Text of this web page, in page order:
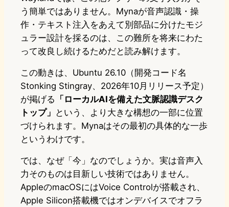
う簡単ではありません。Mynaが音声認識・操
作・テキスト注入をあえて別部品に分けたモジ
ュラー設計を採るのは、この難所を将来にわた
って改良し続けるためだと読み解けます。
この動きは、Ubuntu 26.10（開発コード名
Stonking Stingray、2026年10月リリース予定）
が掲げる 「ローカルAIを備えた文脈認識デスク
トップ」 という、より大きな構想の一部に位置
づけられます。Mynaはその最初の具体的な一歩
というわけです。
では、なぜ「今」なのでしょうか。実は音声入
力そのものは目新しい技術ではありません。
AppleのmacOSにはVoice Controlが搭載され、
Apple Silicon搭載機ではオンデバイスでオフラ